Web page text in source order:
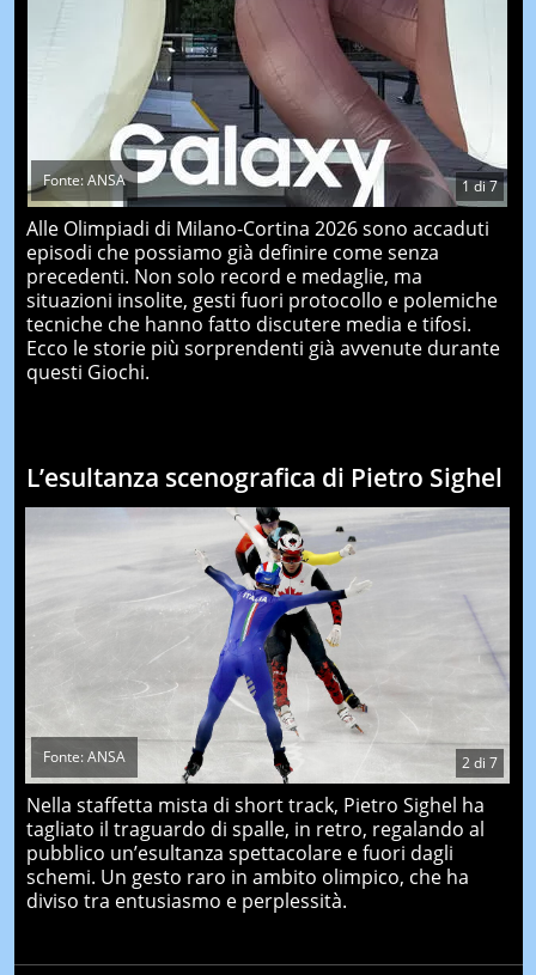
1di7
Fonte: ANSA
Alle Olimpiadi di Milano-Cortina 2026 sono accaduti
episodi che possiamo già definire come senza
precedenti. Non solo record e medaglie, ma
situazioni insolite, gesti fuori protocollo e polemiche
tecniche che hanno fatto discutere media e tifosi.
Ecco le storie più sorprendenti già avvenute durante
questi Giochi.
L’esultanza scenografica di Pietro Sighel
2di 7
Fonte: ANSA
Nella staffetta mista di short track, Pietro Sighel ha
tagliato il traguardo di spalle, in retro, regalando al
pubblico un’esultanza spettacolare e fuori dagli
schemi. Un gesto raro in ambito olimpico, che ha
diviso tra entusiasmo e perplessità.